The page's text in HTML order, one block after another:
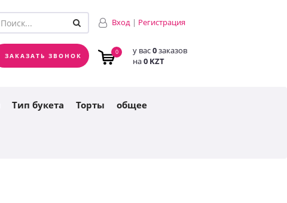
заказов
0 KZT
Вход | Регистрация
ЗАКАЗАТЬ ЗВОНОК 0 у вас0заказов
на0 KZT
Тип букета Торты общее